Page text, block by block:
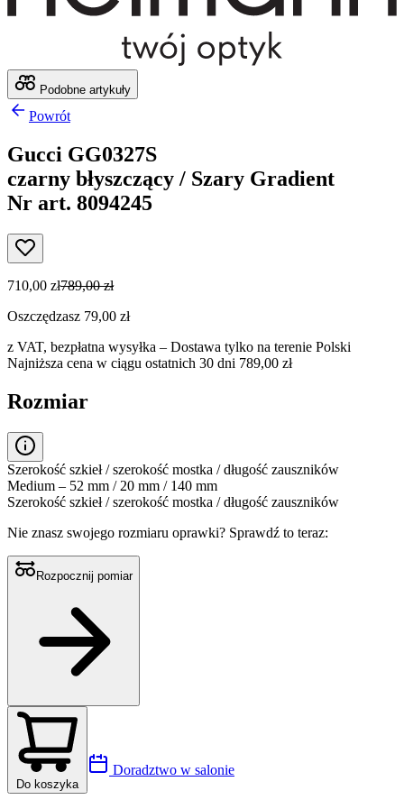
Podobne artykuły
Powrót
Gucci GG0327S
czarny błyszczący / Szary Gradient
Nr art. 8094245
710,00 zł789,00 zł
Oszczędzasz 79,00 zł
z VAT, bezpłatna wysyłka – Dostawa tylko na terenie Polski
Najniższa cena w ciągu ostatnich 30 dni 789,00 zł
Rozmiar
Szerokość szkieł / szerokość mostka / długość zauszników
Medium – 52 mm / 20 mm / 140 mm
Szerokość szkieł / szerokość mostka / długość zauszników
Nie znasz swojego rozmiaru oprawki? Sprawdź to teraz:
Rozpocznij pomiar
Do koszyka
Doradztwo w salonie